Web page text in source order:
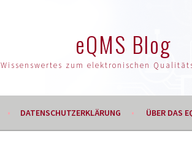
eQMS Blog
zum elektronischen
DATENSCHUTZERKLÄRUNG ÜBER DAS